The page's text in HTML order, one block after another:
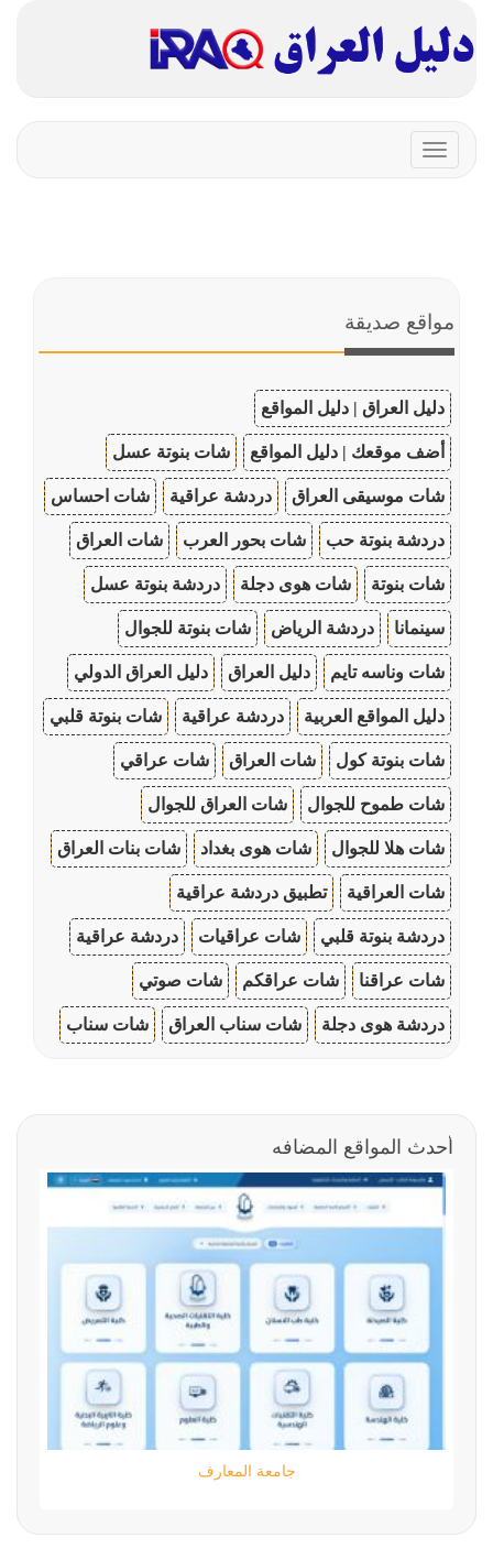
Toggle
navigation
مواقع صديقة
دليل العراق | دليل المواقع
أضف موقعك | دليل المواقع شات بنوتة عسل
شات موسيقى العراق دردشة عراقية شات احساس
دردشة بنوتة حب شات بحور العرب شات العراق
شات بنوتة شات هوى دجلة دردشة بنوتة عسل
سينمانا دردشة الرياض شات بنوتة للجوال
شات وناسه تايم دليل العراق دليل العراق الدولي
دليل المواقع العربية دردشة عراقية شات بنوتة قلبي
شات بنوتة كول شات العراق شات عراقي
شات طموح للجوال شات العراق للجوال
شات هلا للجوال شات هوى بغداد شات بنات العراق
شات العراقية تطبيق دردشة عراقية
دردشة بنوتة قلبي شات عراقيات دردشة عراقية
شات عراقنا شات عراقكم شات صوتي
دردشة هوى دجلة شات سناب العراق شات سناب
أحدث المواقع المضافه
جامعة المعارف